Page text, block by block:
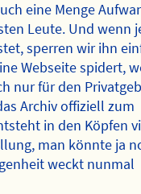
eine Menge
Leute. Und wenn
sperren wir ihn
Webseite spidert,
nur für den
Archiv offiziell zum
in den Köpfen
man könnte ja
weckt nunmal